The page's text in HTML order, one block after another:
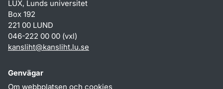
LUX, Lunds universitet
Box 192
221 00 LUND
046-222 00 00 (vxl)
kansliht@kansliht.lu.se
Genvägar
Om webbplatsen och cookies